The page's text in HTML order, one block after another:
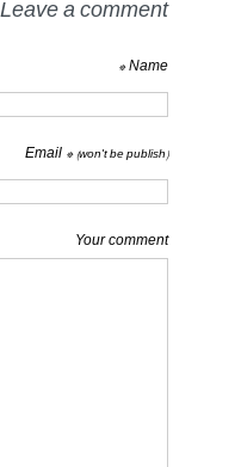
Leave a comment
Name *
Email * (won't be publish)
Your comment